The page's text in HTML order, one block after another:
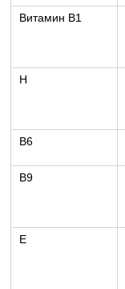
Витамин B1
H
B6
B9
E